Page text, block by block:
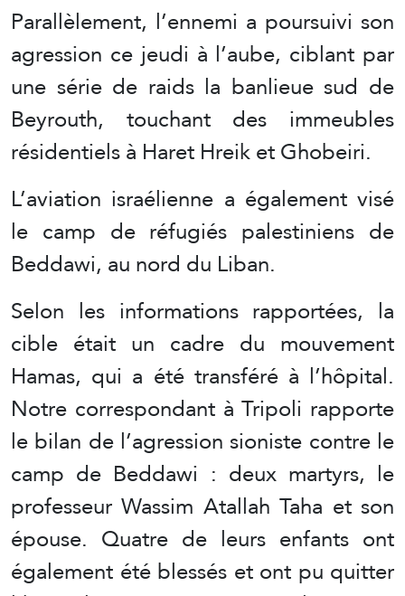
Parallèlement, l’ennemi a poursuivi son
agression ce jeudi à l’aube, ciblant par
une série de raids la banlieue sud de
Beyrouth, touchant des immeubles
résidentiels à Haret Hreik et Ghobeiri.
L’aviation israélienne a également visé
le camp de réfugiés palestiniens de
Beddawi, au nord du Liban.
Selon les informations rapportées, la
cible était un cadre du mouvement
Hamas, qui a été transféré à l’hôpital.
Notre correspondant à Tripoli rapporte
le bilan de l’agression sioniste contre le
camp de Beddawi : deux martyrs, le
professeur Wassim Atallah Taha et son
épouse. Quatre de leurs enfants ont
également été blessés et ont pu quitter